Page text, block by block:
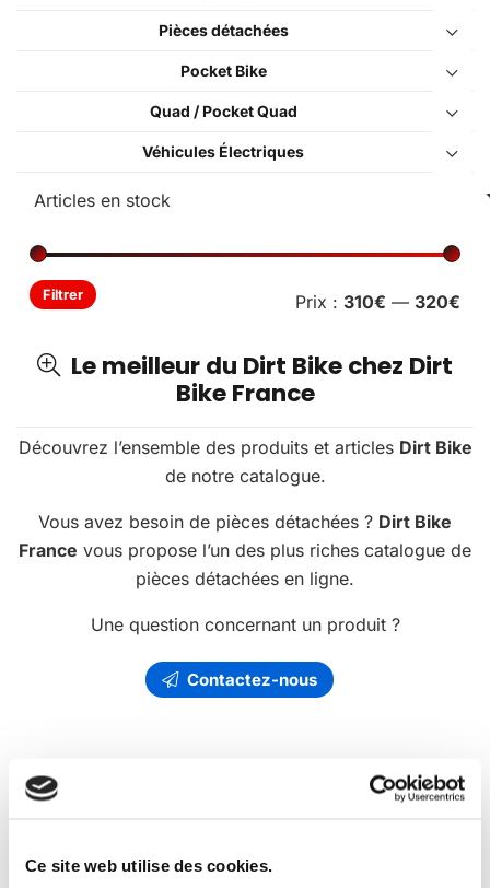
Ce site web utilise des cookies.
Pièces détachées
Pocket Bike
Quad / Pocket Quad
Véhicules Électriques
Filtrer Prix : 310€ — 320€
Le meilleur du Dirt Bike chez Dirt
Bike France
Découvrez l’ensemble des produits et articles Dirt Bike
de notre catalogue.
Vous avez besoin de pièces détachées ? Dirt Bike
France vous propose l’un des plus riches catalogue de
pièces détachées en ligne.
Une question concernant un produit ?
Contactez-nous
Les Dirt Bike France